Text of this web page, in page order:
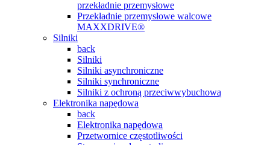
przekładnie przemysłowe
Przekładnie przemysłowe walcowe
MAXXDRIVE®
Silniki
back
Silniki
Silniki asynchroniczne
Silniki synchroniczne
Silniki z ochroną przeciwwybuchową
Elektronika napędowa
back
Elektronika napędowa
Przetwornice częstotliwości